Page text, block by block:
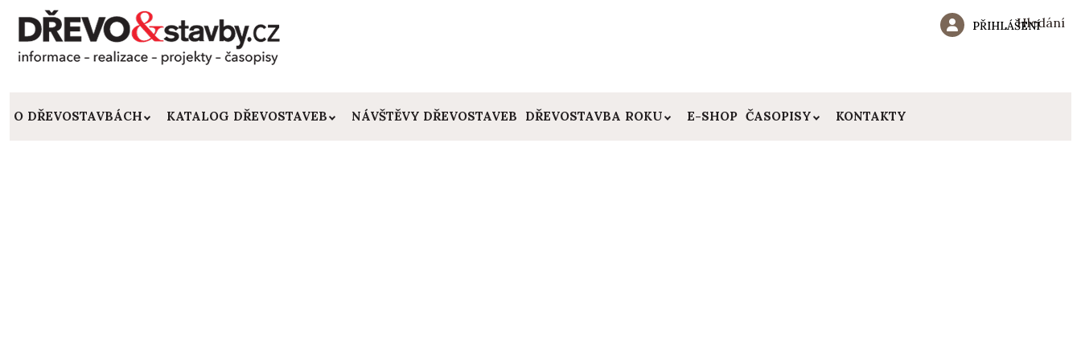
Hledání
PŘIHLÁŠENÍ
O DŘEVOSTAVBÁCH KATALOG DŘEVOSTAVEB NÁVŠTĚVY DŘEVOSTAVEB DŘEVOSTAVBA ROKU E-SHOP ČASOPISY KONTAKTY